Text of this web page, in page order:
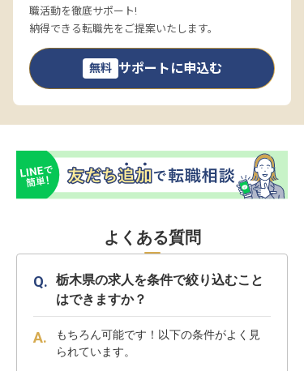
職活動を徹底サポート!
納得できる転職先をご提案いたします。
無料 サポートに申込む
よくある質問
栃木県の求人を条件で絞り込むこと
はできますか？
もちろん可能です！以下の条件がよく見
られています。